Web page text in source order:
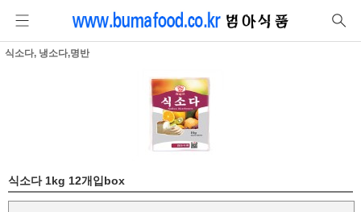
식소다, 냉소다,명반
식소다 1kg 12개입box